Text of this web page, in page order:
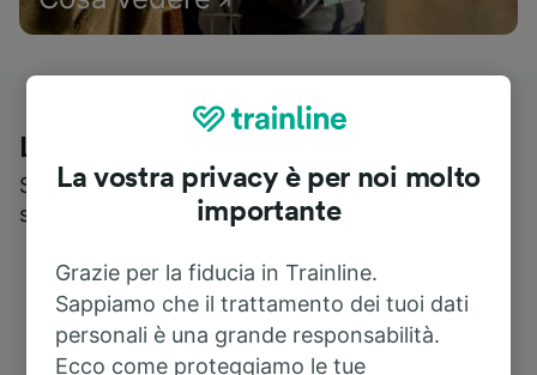
Le recensioni dei nostri viaggiatori
Scopri cosa pensa realmente chi utilizza i nostri
servizi
La vostra privacy è per noi molto
importante
Grazie per la fiducia in Trainline.
Sappiamo che il trattamento dei tuoi dati
personali è una grande responsabilità.
Ecco come proteggiamo le tue